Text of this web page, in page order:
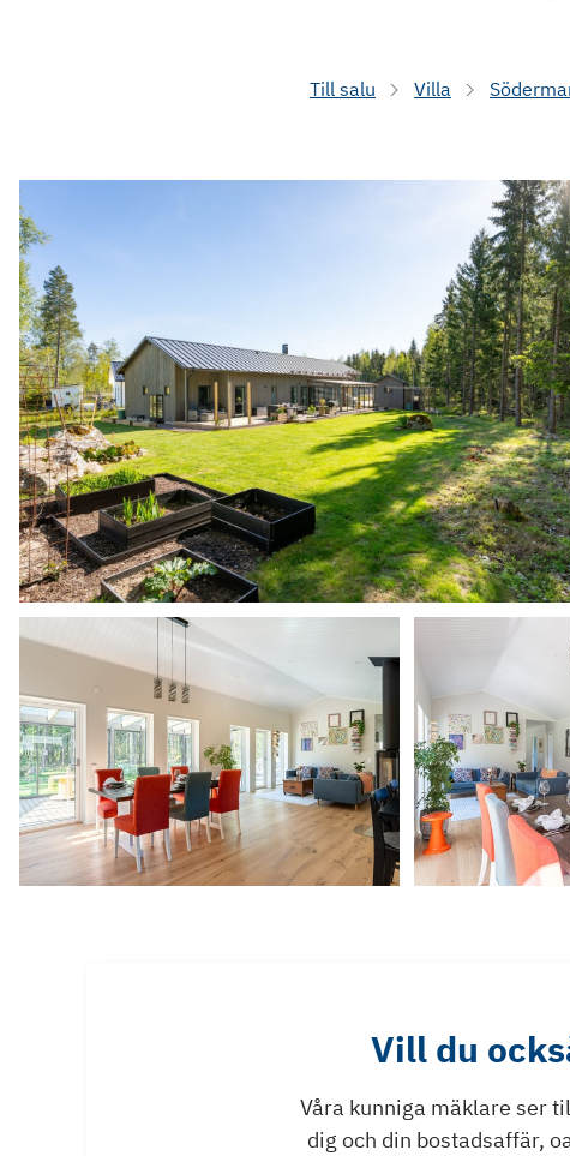
Till salu Villa
Vill du
Våra kunniga mäklare ser
dig och din bostadsaffär,